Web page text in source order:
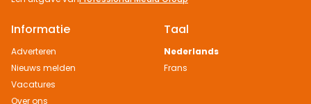
Informatie
Adverteren
Nieuws melden
Vacatures
Over ons
Taal
Nederlands
Frans